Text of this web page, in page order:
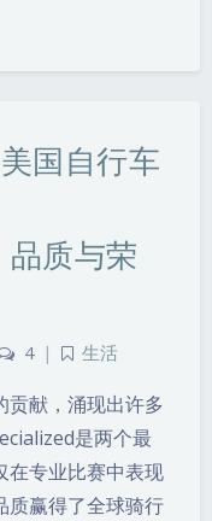
国自行车
质与荣
4 | 生活
贡献，涌现出许多
是两个最
在专业比赛中表现
质赢得了全球骑行